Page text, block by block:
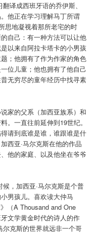
译成西班牙语的乔伊斯、
他正在学习理解马丁所谓
思地凝视着那所老宅的时
自己：有一种方法可以让他
以来自阿拉卡塔卡的小男孩
；他拥有了作为作家的角色
位儿童；他也拥有了他自己
无穷尽的童年经历中找寻素
家的父系（加西亚族系）和
。一直往前延伸到19世纪。
请到底谁是谁，谁跟谁是什
西亚·马尔克斯在他的作品
他的家庭、以及他坐在爷爷
，加西亚·马尔克斯是个普
男孩儿。喜欢读大仲马
（A Thousand and One
文学黄金时代的诗人的作
尔克斯的世界就远非一个哥